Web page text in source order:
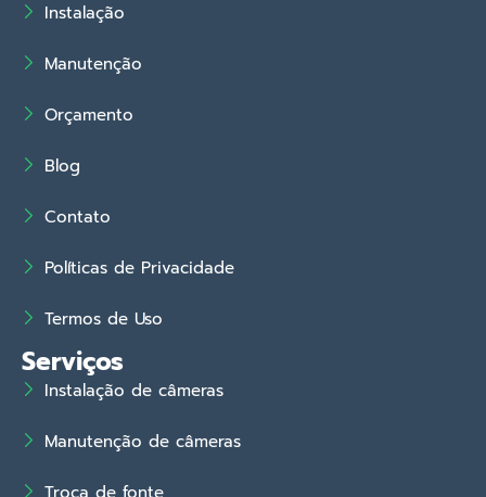
Instalação
Manutenção
Orçamento
Blog
Contato
Políticas de Privacidade
Termos de Uso
Serviços
Instalação de câmeras
Manutenção de câmeras